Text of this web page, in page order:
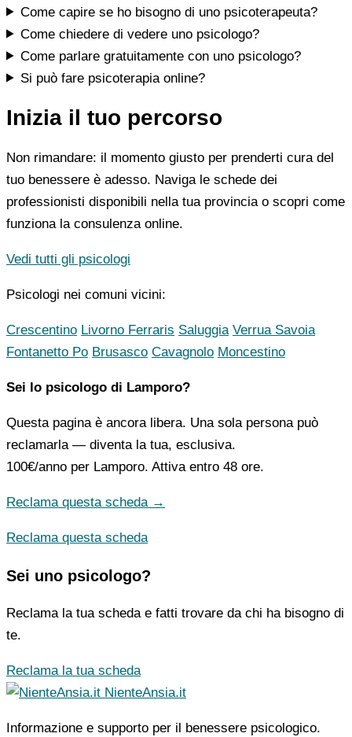
Come capire se ho bisogno di uno psicoterapeuta?
Come chiedere di vedere uno psicologo?
Come parlare gratuitamente con uno psicologo?
Si può fare psicoterapia online?
Inizia il tuo percorso
Non rimandare: il momento giusto per prenderti cura del
tuo benessere è adesso. Naviga le schede dei
professionisti disponibili nella tua provincia o scopri come
funziona la consulenza online.
Vedi tutti gli psicologi
Psicologi nei comuni vicini:
Crescentino Livorno Ferraris Saluggia Verrua Savoia
Fontanetto Po Brusasco Cavagnolo Moncestino
Sei lo psicologo di Lamporo?
Questa pagina è ancora libera. Una sola persona può
reclamarla — diventa la tua, esclusiva.
100€/anno per Lamporo. Attiva entro 48 ore.
Reclama questa scheda →
Reclama questa scheda
Sei uno psicologo?
Reclama la tua scheda e fatti trovare da chi ha bisogno di
te.
Reclama la tua scheda
NienteAnsia.it
Informazione e supporto per il benessere psicologico.